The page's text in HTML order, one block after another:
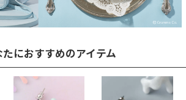
たにおすすめのアイテム